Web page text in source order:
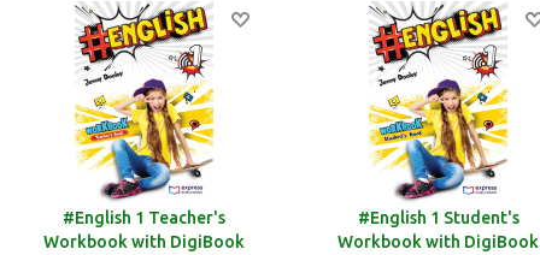
#English 1 Teacher's
Workbook with DigiBook
#English 1 Student's
Workbook with DigiBook